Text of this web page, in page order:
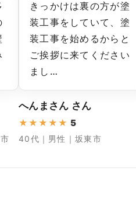
きっかけは裏の方が塗
装工事をしていて、塗
装工事を始めるからと
ご挨拶に来てください
まし…
へんまさん さん
★ ★ ★ ★ ★ 5
40代｜男性｜坂東市